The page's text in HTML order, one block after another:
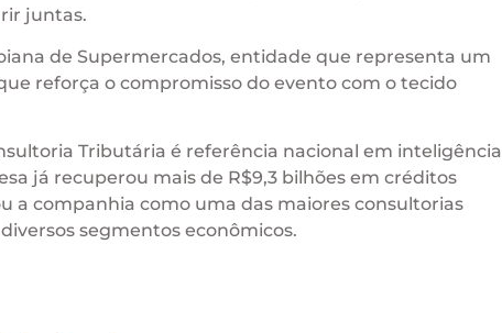
juntas.
de Supermercados, entidade que representa um
reforça o compromisso do evento com o tecido
Tributária é referência nacional em inteligência
já recuperou mais de R$9,3 bilhões em créditos
a companhia como uma das maiores consultorias
segmentos econômicos.